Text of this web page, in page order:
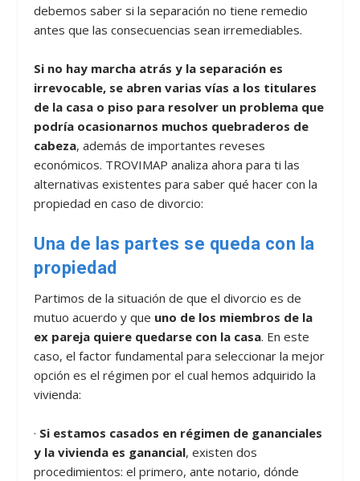
debemos saber si la separación no tiene remedio
antes que las consecuencias sean irremediables.
Si no hay marcha atrás y la separación es
irrevocable, se abren varias vías a los titulares
de la casa o piso para resolver un problema que
podría ocasionarnos muchos quebraderos de
cabeza, además de importantes reveses
económicos. TROVIMAP analiza ahora para ti las
alternativas existentes para saber qué hacer con la
propiedad en caso de divorcio:
Una de las partes se queda con la
propiedad
Partimos de la situación de que el divorcio es de
mutuo acuerdo y que uno de los miembros de la
ex pareja quiere quedarse con la casa. En este
caso, el factor fundamental para seleccionar la mejor
opción es el régimen por el cual hemos adquirido la
vivienda:
· Si estamos casados en régimen de gananciales
y la vivienda es ganancial, existen dos
procedimientos: el primero, ante notario, dónde